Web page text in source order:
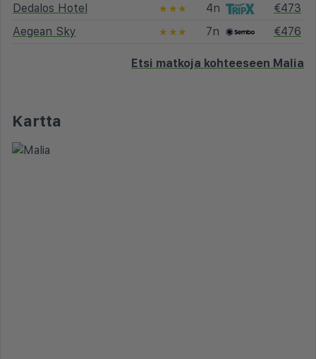
Dedalos Hotel
★★★ 4n
€473
Aegean Sky
★★★ 7n €476
Etsi matkoja kohteeseen Malia
Kartta